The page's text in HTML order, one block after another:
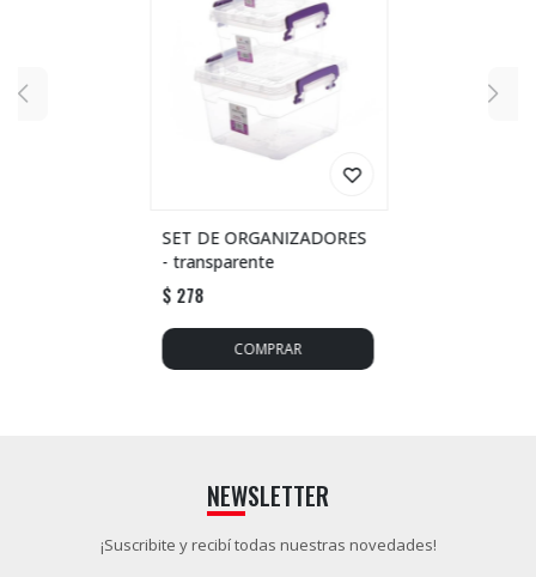
SET DE ORGANIZADORES
- transparente
$ 278
NEWSLETTER
¡Suscribite y recibí todas nuestras novedades!